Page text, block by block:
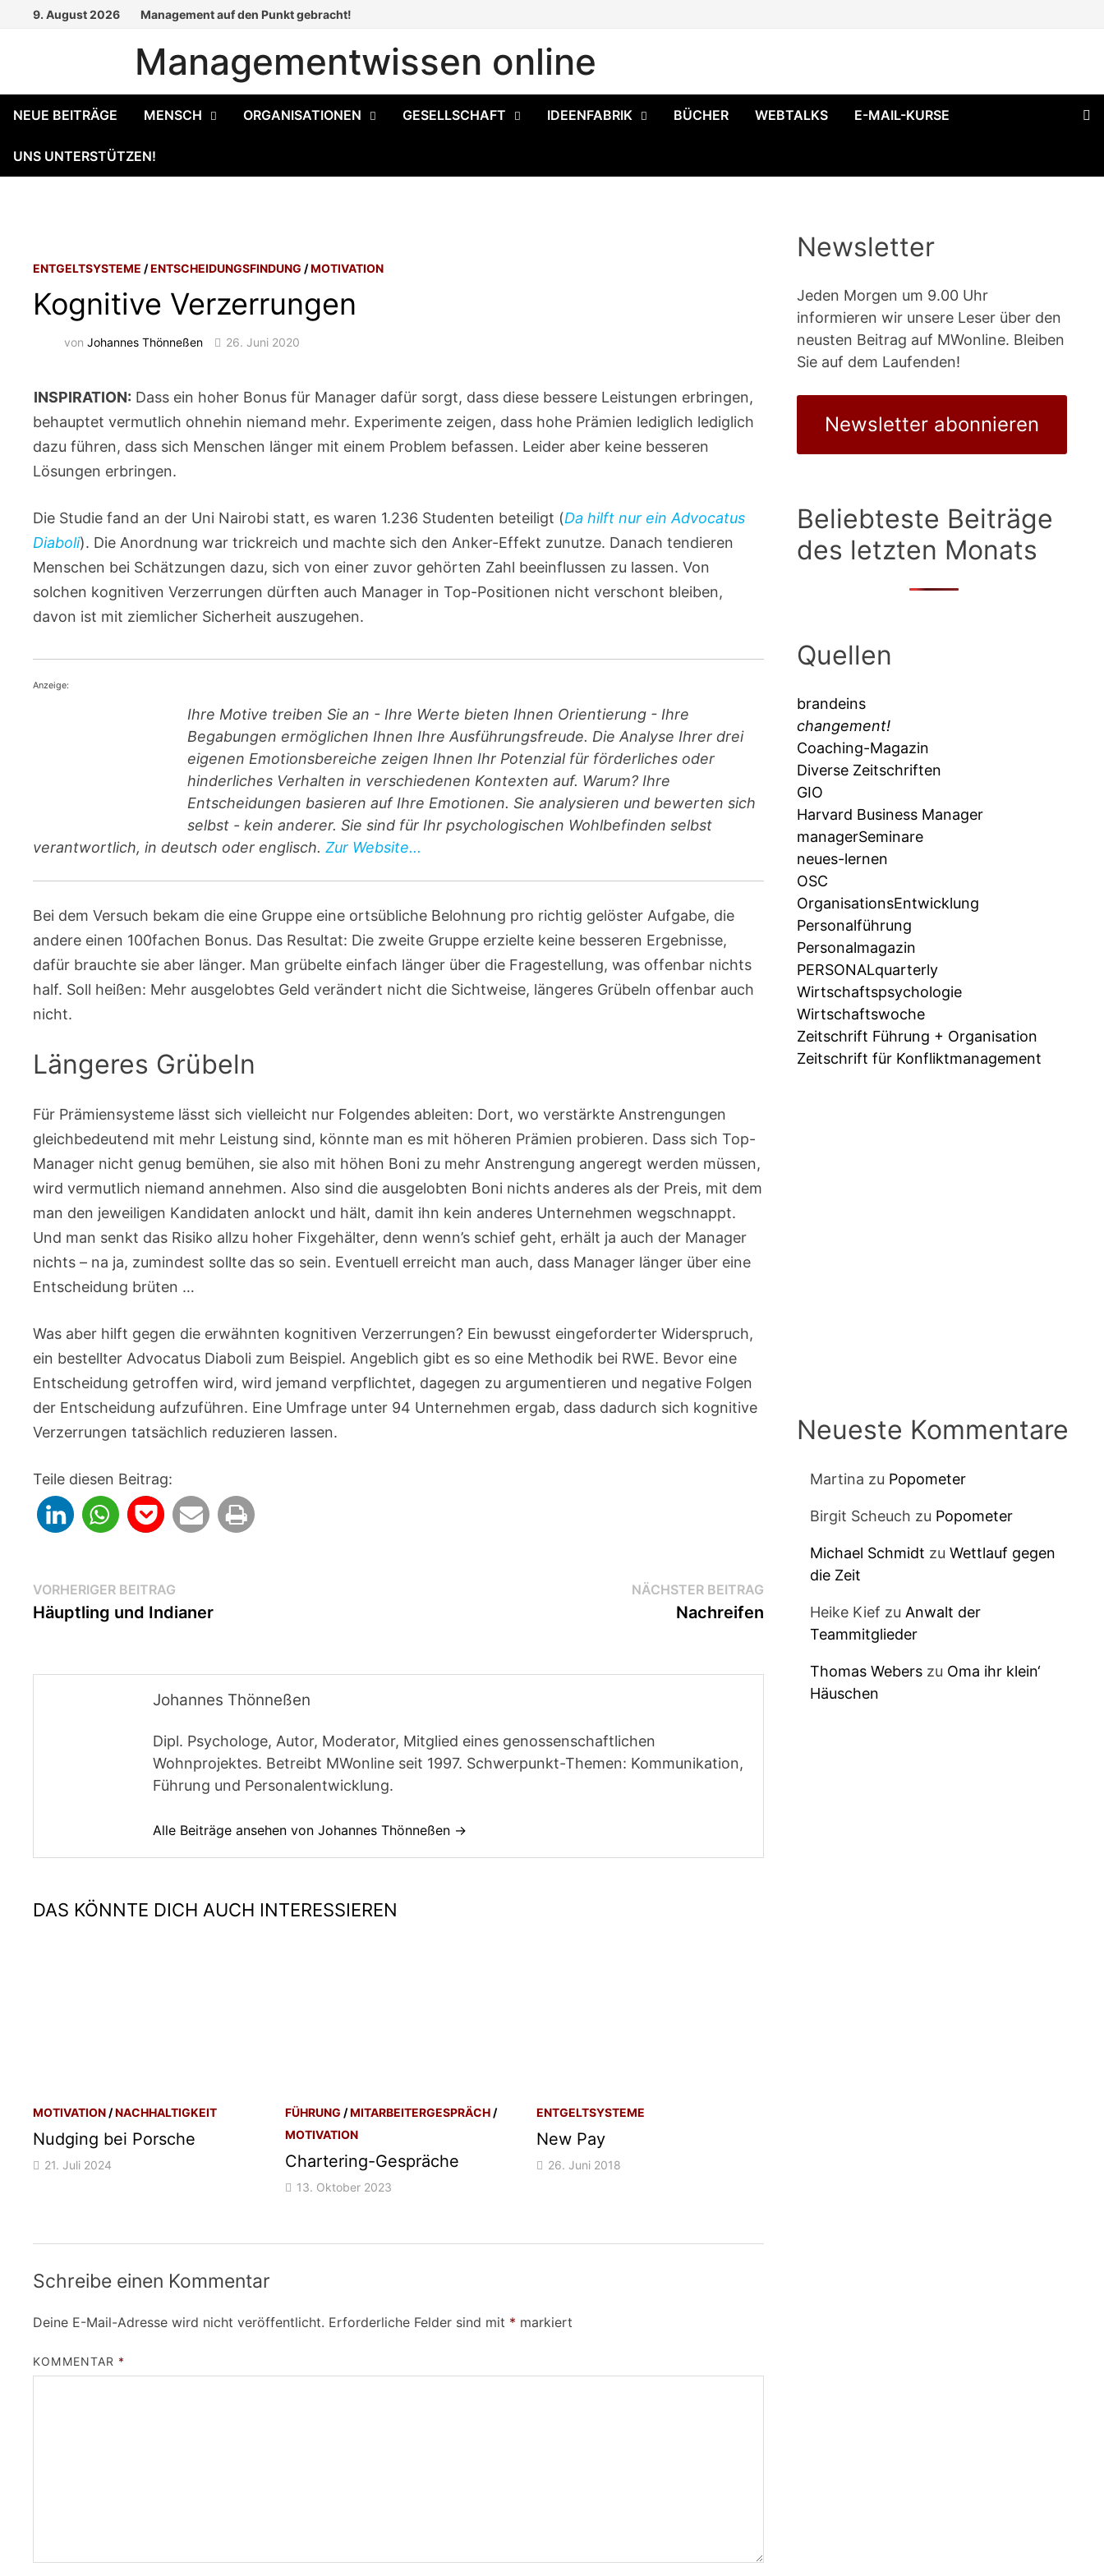
9. August 2026 Management auf den Punkt gebracht!
Managementwissen online
NEUE BEITRÄGE MENSCH ORGANISATIONEN GESELLSCHAFT IDEENFABRIK BÜCHER WEBTALKS E-MAIL-KURSE
UNS UNTERSTÜTZEN!
ENTGELTSYSTEME /ENTSCHEIDUNGSFINDUNG /MOTIVATION
Kognitive Verzerrungen
vonJohannes Thönneßen 26. Juni 2020
INSPIRATION: Dass ein hoher Bonus für Manager dafür sorgt, dass diese bessere Leistungen erbringen,
behauptet vermutlich ohnehin niemand mehr. Experimente zeigen, dass hohe Prämien lediglich lediglich
dazu führen, dass sich Menschen länger mit einem Problem befassen. Leider aber keine besseren
Lösungen erbringen.
Die Studie fand an der Uni Nairobi statt, es waren 1.236 Studenten beteiligt (Da hilft nur ein Advocatus
Diaboli). Die Anordnung war trickreich und machte sich den Anker-Effekt zunutze. Danach tendieren
Menschen bei Schätzungen dazu, sich von einer zuvor gehörten Zahl beeinflussen zu lassen. Von
solchen kognitiven Verzerrungen dürften auch Manager in Top-Positionen nicht verschont bleiben,
davon ist mit ziemlicher Sicherheit auszugehen.
Anzeige:
Ihre Motive treiben Sie an - Ihre Werte bieten Ihnen Orientierung - Ihre
Begabungen ermöglichen Ihnen Ihre Ausführungsfreude. Die Analyse Ihrer drei
eigenen Emotionsbereiche zeigen Ihnen Ihr Potenzial für förderliches oder
hinderliches Verhalten in verschiedenen Kontexten auf. Warum? Ihre
Entscheidungen basieren auf Ihre Emotionen. Sie analysieren und bewerten sich
selbst - kein anderer. Sie sind für Ihr psychologischen Wohlbefinden selbst
verantwortlich, in deutsch oder englisch.Zur Website...
Bei dem Versuch bekam die eine Gruppe eine ortsübliche Belohnung pro richtig gelöster Aufgabe, die
andere einen 100fachen Bonus. Das Resultat: Die zweite Gruppe erzielte keine besseren Ergebnisse,
dafür brauchte sie aber länger. Man grübelte einfach länger über die Fragestellung, was offenbar nichts
half. Soll heißen: Mehr ausgelobtes Geld verändert nicht die Sichtweise, längeres Grübeln offenbar auch
nicht.
Längeres Grübeln
Für Prämiensysteme lässt sich vielleicht nur Folgendes ableiten: Dort, wo verstärkte Anstrengungen
gleichbedeutend mit mehr Leistung sind, könnte man es mit höheren Prämien probieren. Dass sich Top-
Manager nicht genug bemühen, sie also mit höhen Boni zu mehr Anstrengung angeregt werden müssen,
wird vermutlich niemand annehmen. Also sind die ausgelobten Boni nichts anderes als der Preis, mit dem
man den jeweiligen Kandidaten anlockt und hält, damit ihn kein anderes Unternehmen wegschnappt.
Und man senkt das Risiko allzu hoher Fixgehälter, denn wenn’s schief geht, erhält ja auch der Manager
nichts – na ja, zumindest sollte das so sein. Eventuell erreicht man auch, dass Manager länger über eine
Entscheidung brüten …
Was aber hilft gegen die erwähnten kognitiven Verzerrungen? Ein bewusst eingeforderter Widerspruch,
ein bestellter Advocatus Diaboli zum Beispiel. Angeblich gibt es so eine Methodik bei RWE. Bevor eine
Entscheidung getroffen wird, wird jemand verpflichtet, dagegen zu argumentieren und negative Folgen
der Entscheidung aufzuführen. Eine Umfrage unter 94 Unternehmen ergab, dass dadurch sich kognitive
Verzerrungen tatsächlich reduzieren lassen.
Teile diesen Beitrag:
Beitragsnavigation
VORHERIGER BEITRAG
Beitrag:
Häuptling und Indianer
NÄCHSTER BEITRAGNächster
Beitrag:
Nachreifen
Johannes Thönneßen
Dipl. Psychologe, Autor, Moderator, Mitglied eines genossenschaftlichen
Wohnprojektes. Betreibt MWonline seit 1997. Schwerpunkt-Themen: Kommunikation,
Führung und Personalentwicklung.
Alle Beiträge ansehen von Johannes Thönneßen →
DAS KÖNNTE DICH AUCH INTERESSIEREN
MOTIVATION/NACHHALTIGKEIT
Nudging bei Porsche
21. Juli 2024
FÜHRUNG /MITARBEITERGESPRÄCH/
MOTIVATION
Chartering-Gespräche
13. Oktober 2023
ENTGELTSYSTEME
New Pay
26. Juni 2018
Schreibe einen Kommentar
Deine E-Mail-Adresse wird nicht veröffentlicht. Erforderliche Felder sind mit * markiert
KOMMENTAR *
Newsletter
Jeden Morgen um 9.00 Uhr
informieren wir unsere Leser über den
neusten Beitrag auf MWonline. Bleiben
Sie auf dem Laufenden!
Newsletter abonnieren
Beliebteste Beiträge
des letzten Monats
Quellen
brandeins
changement!
Coaching-Magazin
Diverse Zeitschriften
GIO
Harvard Business Manager
managerSeminare
neues-lernen
OSC
OrganisationsEntwicklung
Personalführung
Personalmagazin
PERSONALquarterly
Wirtschaftspsychologie
Wirtschaftswoche
Zeitschrift Führung + Organisation
Zeitschrift für Konfliktmanagement
Neueste Kommentare
Martina zu Popometer
Birgit Scheuch zu Popometer
Michael Schmidt zu Wettlauf gegen
die Zeit
Heike Kief zu Anwalt der
Teammitglieder
Thomas Weberszu Oma ihr klein‘
Häuschen